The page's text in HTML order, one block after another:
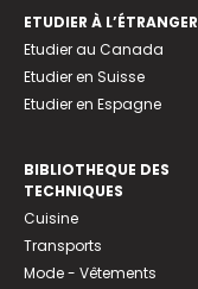
ETUDIER À L’ÉTRANGER
Etudier au Canada
Etudier en Suisse
Etudier en Espagne
BIBLIOTHEQUE DES
TECHNIQUES
Cuisine
Transports
Mode - Vêtements